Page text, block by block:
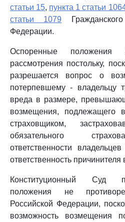
статьи 15, пункта 1 статьи
статьи 1079
Федерации.
Оспоренные положения
рассмотрения постольку,
разрешается вопрос о
потерпевшему - владельцу
вреда в размере,
возмещения, подлежащего
страховщиком,
обязательного
ответственности
ответственность причинителя
Конституционный Суд
положения не
Российской Федерации,
возможность возмещения